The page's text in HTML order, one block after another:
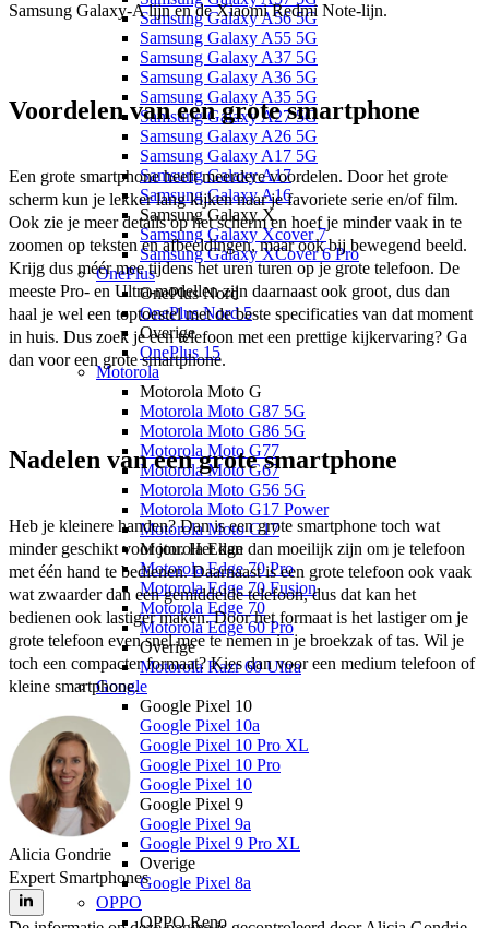
Samsung Galaxy A56 5G
Samsung Galaxy A55 5G
Samsung Galaxy A37 5G
Samsung Galaxy A36 5G
Samsung Galaxy A35 5G
Samsung Galaxy A27 5G
Samsung Galaxy A26 5G
Samsung Galaxy A17 5G
Samsung Galaxy A17
Samsung Galaxy A16
Samsung Galaxy X
Samsung Galaxy Xcover 7
Samsung Galaxy XCover 6 Pro
OnePlus
OnePlus Nord
OnePlus Nord 5
Overige
OnePlus 15
Motorola
Motorola Moto G
Motorola Moto G87 5G
Motorola Moto G86 5G
Motorola Moto G77
Motorola Moto G67
Motorola Moto G56 5G
Motorola Moto G17 Power
Motorola Moto G17
Motorola Edge
Motorola Edge 70 Pro
Motorola Edge 70 Fusion
Motorola Edge 70
Motorola Edge 60 Pro
Overige
Motorola Razr 60 Ultra
Google
Google Pixel 10
Google Pixel 10a
Google Pixel 10 Pro XL
Google Pixel 10 Pro
Google Pixel 10
Google Pixel 9
Google Pixel 9a
Google Pixel 9 Pro XL
Overige
Google Pixel 8a
OPPO
OPPO Reno
Samsung Galaxy-A lijn en de Xiaomi Redmi Note-lijn.
Voordelen van een grote smartphone
Een grote smartphone heeft meerdere voordelen. Door het grote
scherm kun je lekker lang kijken naar je favoriete serie en/of film.
Ook zie je meer details op het scherm en hoef je minder vaak in te
zoomen op teksten en afbeeldingen, maar ook bij bewegend beeld.
Krijg dus méér mee tijdens het uren turen op je grote telefoon. De
meeste Pro- en Ultra-modellen zijn daarnaast ook groot, dus dan
haal je wel een toptoestel met de beste specificaties van dat moment
in huis. Dus zoek je een telefoon met een prettige kijkervaring? Ga
dan voor een grote smartphone.
Nadelen van een grote smartphone
Heb je kleinere handen? Dan is een grote smartphone toch wat
minder geschikt voor jou. Het kan dan moeilijk zijn om je telefoon
met één hand te bedienen. Daarnaast is een grote telefoon ook vaak
wat zwaarder dan een gemiddelde telefoon, dus dat kan het
bedienen ook lastiger maken. Door het formaat is het lastiger om je
grote telefoon even snel mee te nemen in je broekzak of tas. Wil je
toch een compacter formaat? Kies dan voor een medium telefoon of
kleine smartphone.
Alicia Gondrie
Expert Smartphones